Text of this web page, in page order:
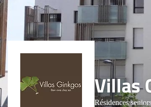
Villas
Résidences